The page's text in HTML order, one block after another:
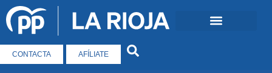
CONTACTA AFÍLIATE